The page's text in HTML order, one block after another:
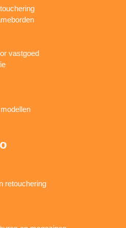
vastgoed
retouchering